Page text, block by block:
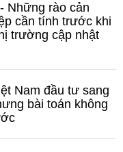
Những rào cản
cần tính trước khi
trường cập nhật
Nam đầu tư sang
bài toán không